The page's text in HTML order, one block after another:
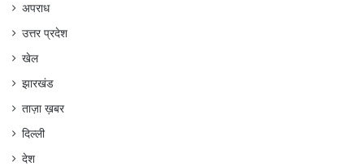
अपराध
उत्तर प्रदेश
खेल
झारखंड
ताज़ा ख़बर
दिल्ली
देश